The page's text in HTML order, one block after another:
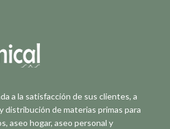
a la satisfacción de sus clientes, a
distribución de materias primas para
aseo hogar, aseo personal y